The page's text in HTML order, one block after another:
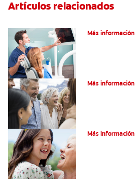
Artículos relacionados
Más información
Más información
Más información